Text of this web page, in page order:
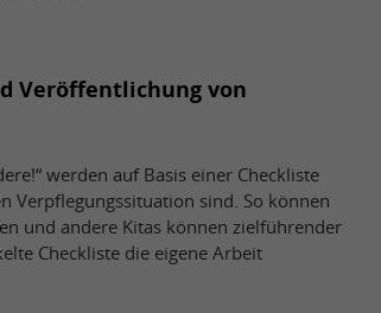
Veröffentlichung von
werden auf Basis einer Checkliste
Verpflegungssituation sind. So können
und andere Kitas können zielführender
Checkliste die eigene Arbeit